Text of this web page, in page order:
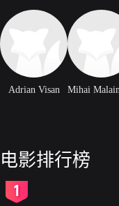
Adrian Visan Mihai
电影排行榜